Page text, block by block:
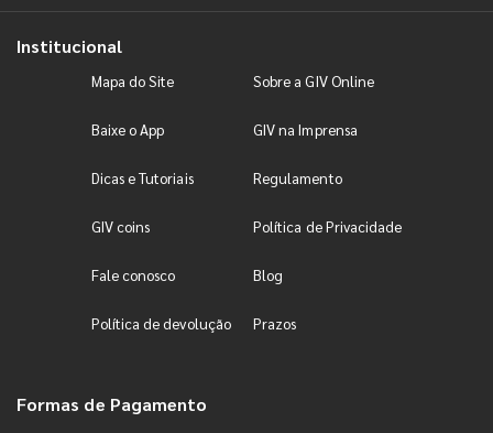
Institucional
Mapa do Site Sobre a GIV Online
Baixe o App GIV na Imprensa
Dicas e Tutoriais Regulamento
GIV coins Política de Privacidade
Fale conosco Blog
Política de devolução Prazos
Formas de Pagamento